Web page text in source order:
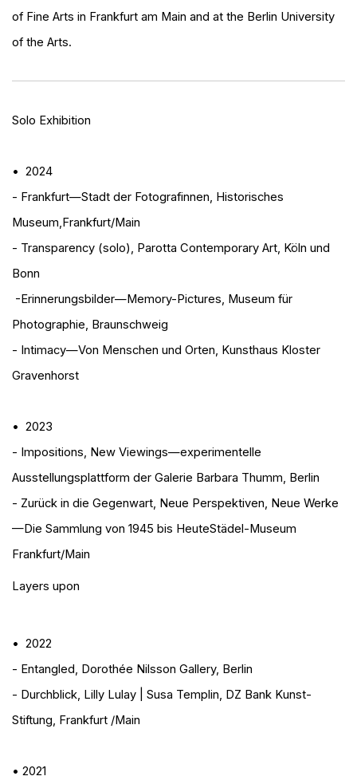
of Fine Arts in Frankfurt am Main and at the Berlin University
of the Arts.
Solo Exhibition
• 2024
- Frankfurt—Stadt der Fotografinnen, Historisches
Museum, Frankfurt/Main
- Transparency (solo), Parotta Contemporary Art, Köln und
Bonn
-Erinnerungsbilder—Memory-Pictures, Museum für
Photographie, Braunschweig
- Intimacy—Von Menschen und Orten, Kunsthaus Kloster
Gravenhorst
• 2023
- Impositions, New Viewings—experimentelle
Ausstellungsplattform der Galerie Barbara Thumm, Berlin
- Zurück in die Gegenwart, Neue Perspektiven, Neue Werke
—Die Sammlung von 1945 bis HeuteStädel-Museum
Frankfurt/Main
Layers upon
• 2022
- Entangled, Dorothée Nilsson Gallery, Berlin
- Durchblick, Lilly Lulay | Susa Templin, DZ Bank Kunst-
Stiftung, Frankfurt /Main
• 2021